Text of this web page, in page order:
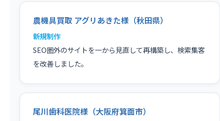
農機具買取 アグリあきた様（秋田県）
新規制作
SEO圏外のサイトを一から見直して再構築し、検索集客
を改善しました。
尾川歯科医院様（大阪府箕面市）